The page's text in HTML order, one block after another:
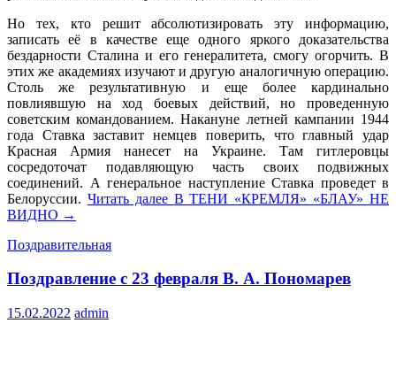
Но тех, кто решит абсолютизировать эту информацию,
записать её в качестве еще одного яркого доказательства
бездарности Сталина и его генералитета, смогу огорчить. В
этих же академиях изучают и другую аналогичную операцию.
Столь же результативную и еще более кардинально
повлиявшую на ход боевых действий, но проведенную
советским командованием. Накануне летней кампании 1944
года Ставка заставит немцев поверить, что главный удар
Красная Армия нанесет на Украине. Там гитлеровцы
сосредоточат подавляющую часть своих подвижных
соединений. А генеральное наступление Ставка проведет в
Белоруссии. Читать далее В ТЕНИ «КРЕМЛЯ» «БЛАУ» НЕ
ВИДНО →
Поздравительная
Поздравление с 23 февраля В. А. Пономарев
15.02.2022 admin